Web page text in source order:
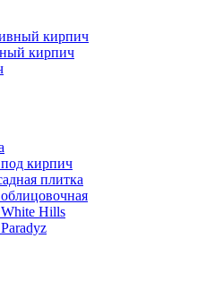
кирпич
кирпич
кирпич
плитка
Hills